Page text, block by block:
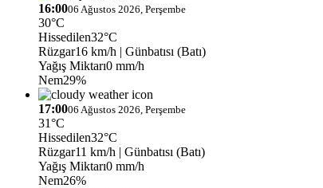
16:0006 Ağustos 2026, Perşembe
30°C
Hissedilen32°C
Rüzgar16 km/h | Günbatısı (Batı)
Yağış Miktarı0 mm/h
Nem29%
17:0006 Ağustos 2026, Perşembe
31°C
Hissedilen32°C
Rüzgar11 km/h | Günbatısı (Batı)
Yağış Miktarı0 mm/h
Nem26%